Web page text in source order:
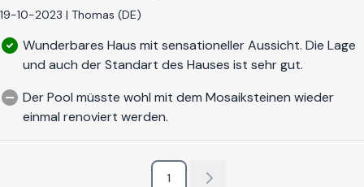
19-10-2023 | Thomas (DE)
Wunderbares Haus mit sensationeller Aussicht. Die Lage
und auch der Standart des Hauses ist sehr gut.
Der Pool müsste wohl mit dem Mosaiksteinen wieder
einmal renoviert werden.
1